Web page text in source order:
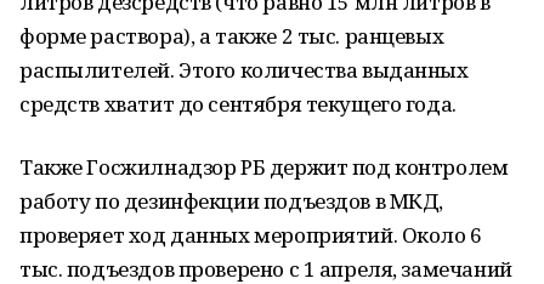
форме раствора), а также 2 тыс. ранцевых
распылителей. Этого количества выданных
средств хватит до сентября текущего года.
Также Госжилнадзор РБ держит под контролем
работу по дезинфекции подъездов в МКД,
проверяет ход данных мероприятий. Около 6
тыс. подъездов проверено с 1 апреля, замечаний